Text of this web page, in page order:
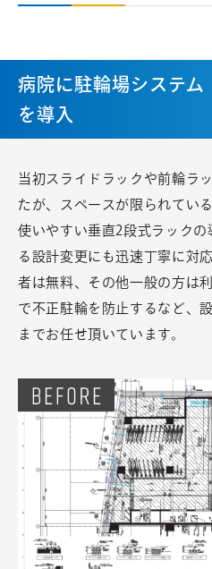
病院に駐輪場システム
を導入
当初スライドラックや前輪ラ
たが、スペースが限られてい
使いやすい垂直2段式ラック
る設計変更にも迅速丁寧に対
者は無料、その他一般の方は
で不正駐輪を防止するなど、
までお任せ頂いています。